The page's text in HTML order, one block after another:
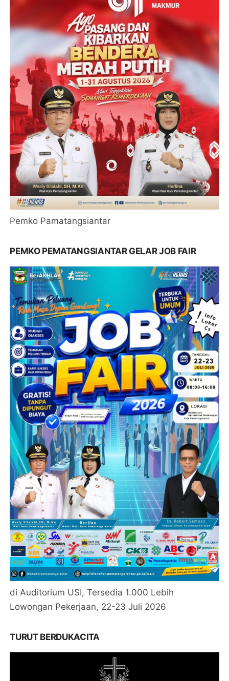
Pemko Pamatangsiantar
PEMKO PEMATANGSIANTAR GELAR JOB FAIR
di Auditorium USI, Tersedia 1.000 Lebih
Lowongan Pekerjaan, 22-23 Juli 2026
TURUT BERDUKACITA